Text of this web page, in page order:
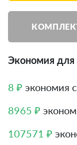
Экономия для
8 ₽ экономия
8965 ₽
107571 ₽